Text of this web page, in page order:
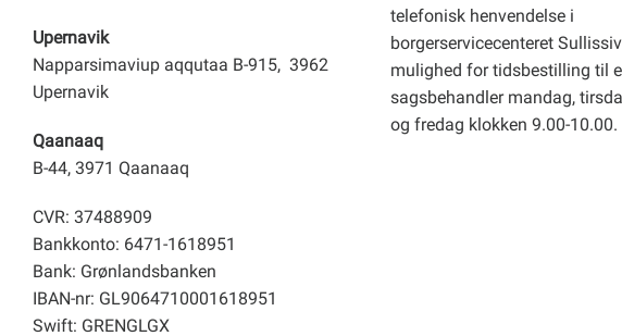
Upernavik
Napparsimaviup aqqutaa B-915, 3962
Upernavik
Qaanaaq
B-44, 3971 Qaanaaq
CVR: 37488909
Bankkonto: 6471-1618951
Bank: Grønlandsbanken
IBAN-nr: GL9064710001618951
Swift: GRENGLGX
telefonisk henvendelse i
borgerservicecenteret
mulighed for tidsbestilling til
sagsbehandler mandag,
og fredag klokken 9.00-10.00.